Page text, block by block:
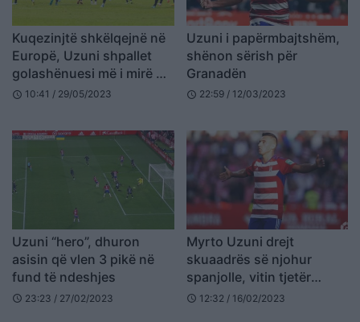
Kuqezinjtë shkëlqejnë në
Europë, Uzuni shpallet
golashënuesi më i mirë në
Spanjë
schedule 10:41 / 29/05/2023
Uzuni i papërmbajtshëm,
shënon sërish për
Granadën
schedule 22:59 / 12/03/2023
Uzuni “hero”, dhuron
asisin që vlen 3 pikë në
fund të ndeshjes
schedule 23:23 / 27/02/2023
Myrto Uzuni drejt
skuaadrës së njohur
spanjolle, vitin tjetër
mund të luajë në
schedule 12:32 / 16/02/2023